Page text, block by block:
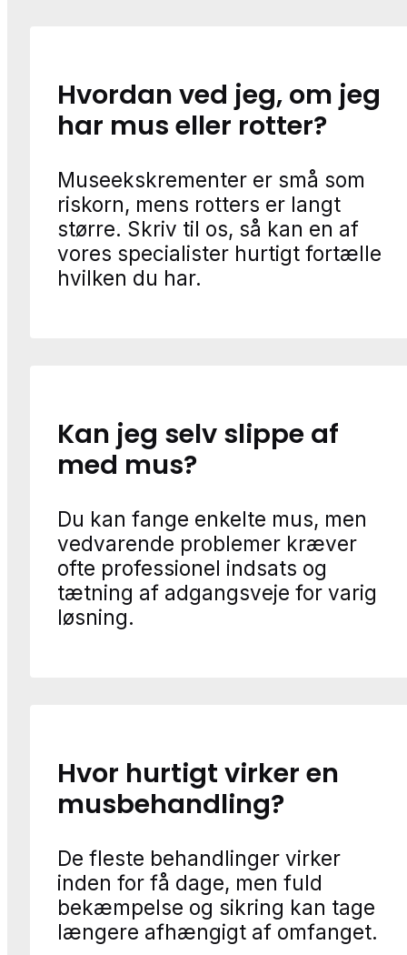
Hvordan ved jeg, om jeg
har mus eller rotter?
Museekskrementer er små som
riskorn, mens rotters er langt
større. Skriv til os, så kan en af
vores specialister hurtigt fortælle
hvilken du har.
Kan jeg selv slippe af
med mus?
Du kan fange enkelte mus, men
vedvarende problemer kræver
ofte professionel indsats og
tætning af adgangsveje for varig
løsning.
Hvor hurtigt virker en
musbehandling?
De fleste behandlinger virker
inden for få dage, men fuld
bekæmpelse og sikring kan tage
længere afhængigt af omfanget.